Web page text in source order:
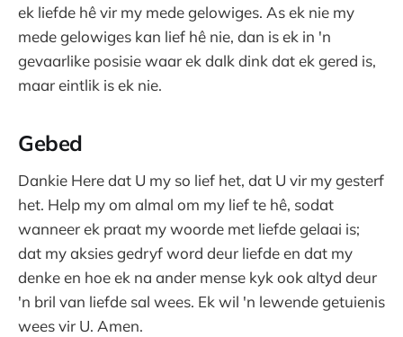
ek liefde hê vir my mede gelowiges. As ek nie my
mede gelowiges kan lief hê nie, dan is ek in 'n
gevaarlike posisie waar ek dalk dink dat ek gered is,
maar eintlik is ek nie.
Gebed
Dankie Here dat U my so lief het, dat U vir my gesterf
het. Help my om almal om my lief te hê, sodat
wanneer ek praat my woorde met liefde gelaai is;
dat my aksies gedryf word deur liefde en dat my
denke en hoe ek na ander mense kyk ook altyd deur
'n bril van liefde sal wees. Ek wil 'n lewende getuienis
wees vir U. Amen.